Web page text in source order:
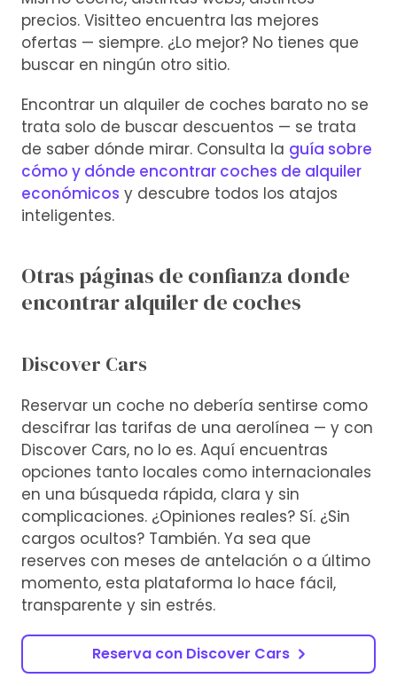
precios. Visitteo encuentra las mejores
ofertas — siempre. ¿Lo mejor? No tienes que
buscar en ningún otro sitio.
Encontrar un alquiler de coches barato no se
trata solo de buscar descuentos — se trata
de saber dónde mirar. Consulta la guía sobre
cómo y dónde encontrar coches de alquiler
económicos y descubre todos los atajos
inteligentes.
Otras páginas de confianza donde
encontrar alquiler de coches
Discover Cars
Reservar un coche no debería sentirse como
descifrar las tarifas de una aerolínea — y con
Discover Cars, no lo es. Aquí encuentras
opciones tanto locales como internacionales
en una búsqueda rápida, clara y sin
complicaciones. ¿Opiniones reales? Sí. ¿Sin
cargos ocultos? También. Ya sea que
reserves con meses de antelación o a último
momento, esta plataforma lo hace fácil,
transparente y sin estrés.
Reserva con Discover Cars